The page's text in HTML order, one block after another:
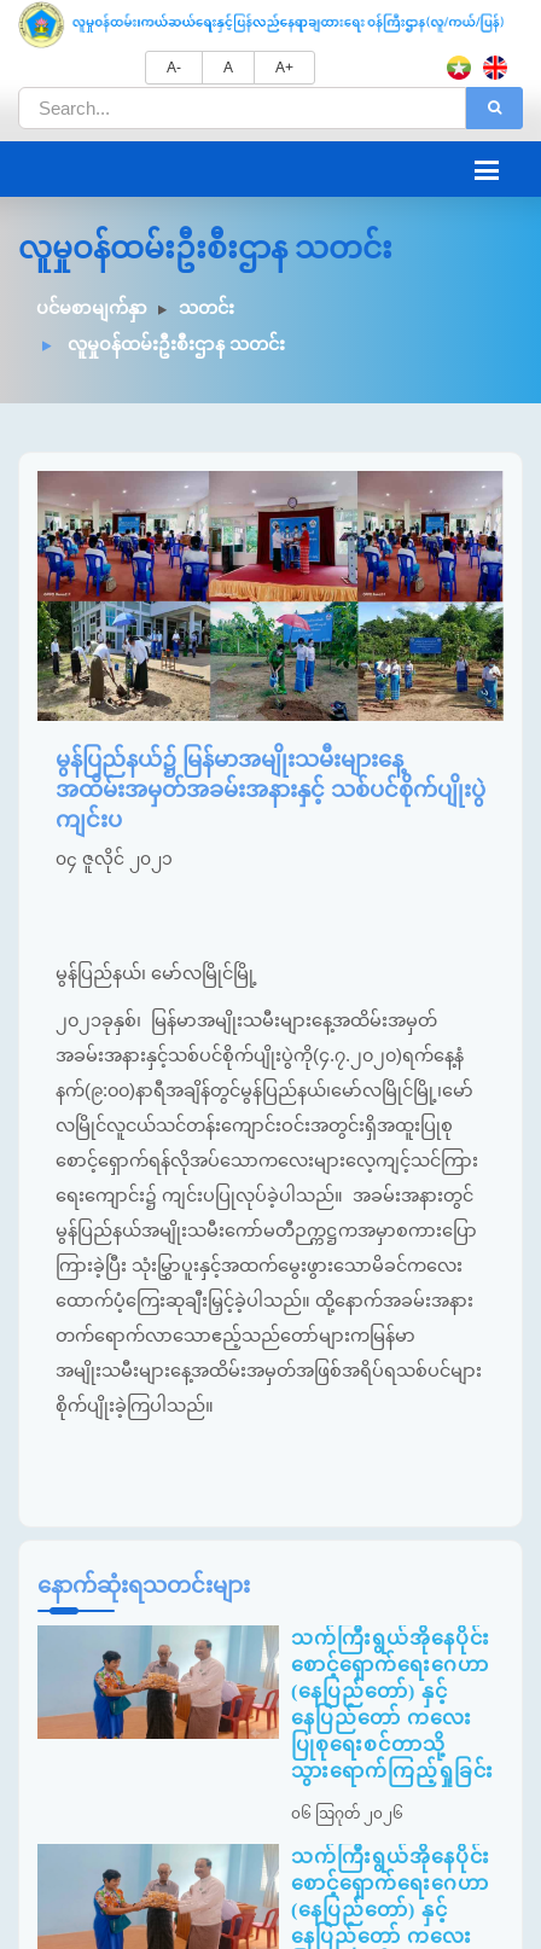
A- A A+
လူမှုဝန်ထမ်းဦးစီးဌာန သတင်း
ပင်မစာမျက်နှာ
သတင်း
လူမှုဝန်ထမ်းဦးစီးဌာန သတင်း
မွန်ပြည်နယ်၌ မြန်မာအမျိုးသမီးများနေ့
အထိမ်းအမှတ်အခမ်းအနားနှင့် သစ်ပင်စိုက်ပျိုးပွဲ
ကျင်းပ
၀၄ ဇူလိုင် ၂၀၂၁
မွန်ပြည်နယ်၊ မော်လမြိုင်မြို့
၂၀၂၁ခုနှစ်၊ မြန်မာအမျိုးသမီးများနေ့အထိမ်းအမှတ်
အခမ်းအနားနှင့်သစ်ပင်စိုက်ပျိုးပွဲကို(၄.၇.၂၀၂၀)ရက်နေ့နံ
နက်(၉:၀၀)နာရီအချိန်တွင်မွန်ပြည်နယ်၊မော်လမြိုင်မြို့၊မော်
လမြိုင်လူငယ်သင်တန်းကျောင်းဝင်းအတွင်းရှိအထူးပြုစု
စောင့်ရှောက်ရန်လိုအပ်သောကလေးများလေ့ကျင့်သင်ကြား
ရေးကျောင်း၌ ကျင်းပပြုလုပ်ခဲ့ပါသည်။ အခမ်းအနားတွင်
မွန်ပြည်နယ်အမျိုးသမီးကော်မတီဉက္ကဋ္ဌကအမှာစကားပြော
ကြားခဲ့ပြီး သုံးမြွှာပူးနှင့်အထက်မွေးဖွားသောမိခင်ကလေး
ထောက်ပံ့ကြေးဆုချီးမြှင့်ခဲ့ပါသည်။ ထို့နောက်အခမ်းအနား
တက်ရောက်လာသောဧည့်သည်တော်များကမြန်မာ
အမျိုးသမီးများနေ့အထိမ်းအမှတ်အဖြစ်အရိပ်ရသစ်ပင်များ
စိုက်ပျိုးခဲ့ကြပါသည်။
နောက်ဆုံးရသတင်းများ
သက်ကြီးရွယ်အိုနေပိုင်း
စောင့်ရှောက်ရေးဂေဟာ
(နေပြည်တော်) နှင့်
နေပြည်တော် ကလေး
ပြုစုရေးစင်တာသို့
သွားရောက်ကြည့်ရှုခြင်း
၀၆ ဩဂုတ် ၂၀၂၆
သက်ကြီးရွယ်အိုနေပိုင်း
စောင့်ရှောက်ရေးဂေဟာ
(နေပြည်တော်) နှင့်
နေပြည်တော် ကလေး